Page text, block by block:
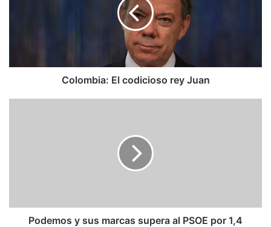
Colombia: El codicioso rey Juan
1,4
puntos,Podemos y sus marcas supera al PSOE por 1,4